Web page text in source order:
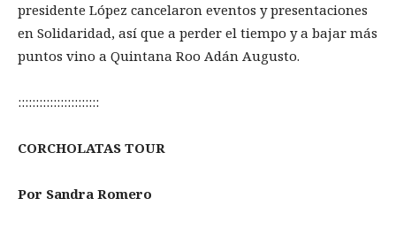
presidente López cancelaron eventos y presentaciones
en Solidaridad, así que a perder el tiempo y a bajar más
puntos vino a Quintana Roo Adán Augusto.
:::::::::::::::::::::::
CORCHOLATAS TOUR
Por Sandra Romero